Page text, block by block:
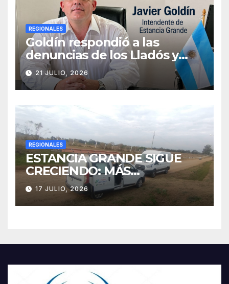
REGIONALES
Goldín respondió a las
denuncias de los Lladós y
defendió la transparencia de
su gestión
21 JULIO, 2026
REGIONALES
ESTANCIA GRANDE SIGUE
CRECIENDO: MÁS
CONECTIVIDAD Y UNA
TRANSFORMACIÓN
HISTÓRICA PARA LA
17 JULIO, 2026